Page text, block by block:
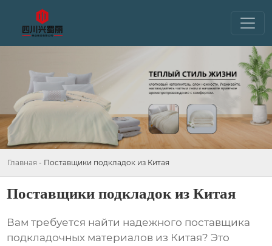
Главная - Поставщики подкладок из Китая
Поставщики подкладок из Китая
Вам требуется найти надежного поставщика
подкладочных материалов из Китая? Это